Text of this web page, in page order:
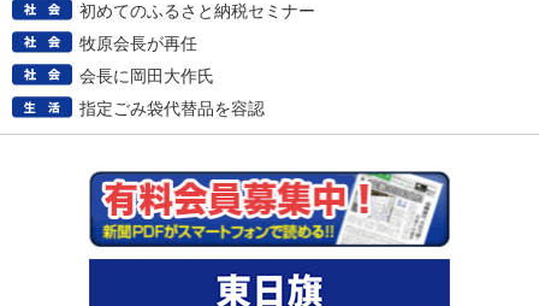
初めてのふるさと納税セミナー
牧原会長が再任
会長に岡田大作氏
指定ごみ袋代替品を容認